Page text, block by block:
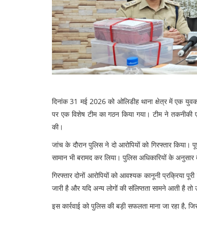
दिनांक 31 मई 2026 को ओलिडीह थाना क्षेत्र में एक
पर एक विशेष टीम का गठन किया गया। टीम ने तकनीकी
की।
जांच के दौरान पुलिस ने दो आरोपियों को गिरफ्तार
सामान भी बरामद कर लिया। पुलिस अधिकारियों के अनुसार
गिरफ्तार दोनों आरोपियों को आवश्यक कानूनी प्रक्रिया
जारी है और यदि अन्य लोगों की संलिप्तता सामने आती है
इस कार्रवाई को पुलिस की बड़ी सफलता माना जा रहा है,